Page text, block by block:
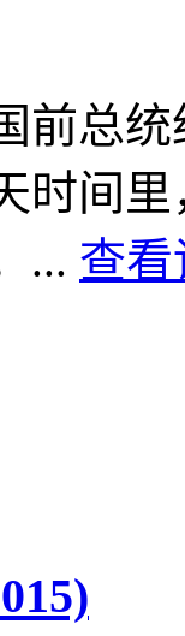
前总统
时间
... 查看